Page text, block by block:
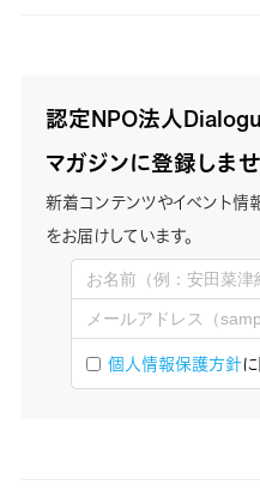
認定NPO法人
マガジンに登録しま
新着コンテンツやイベント情
をお届けしています。
個人情報保護方針